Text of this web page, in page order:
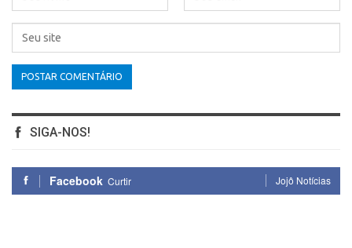
SIGA-NOS!
Facebook Curtir Jojô Notícias